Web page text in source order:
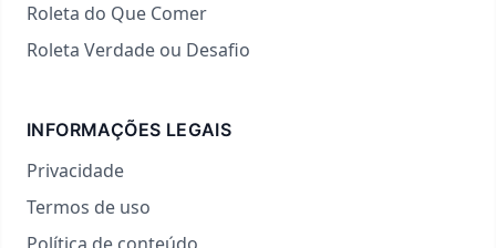
Roleta do Que Comer
Roleta Verdade ou Desafio
INFORMAÇÕES LEGAIS
Privacidade
Termos de uso